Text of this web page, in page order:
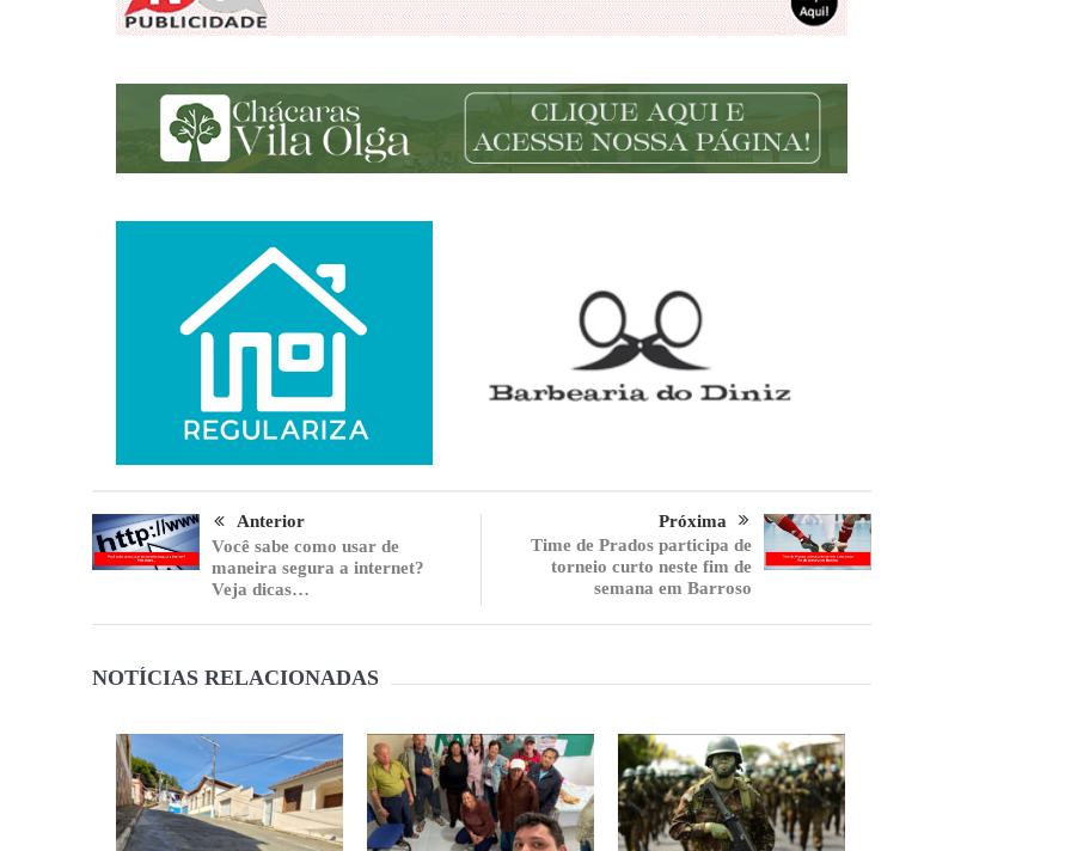
Anterior
Você sabe como usar de
maneira segura a internet?
Veja dicas…
Próxima
Time de Prados participa de
torneio curto neste fim de
semana em Barroso
NOTÍCIAS RELACIONADAS